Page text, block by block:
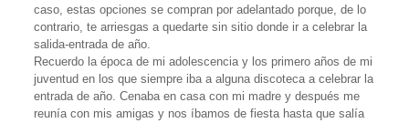
caso, estas opciones se compran por adelantado porque, de lo
contrario, te arriesgas a quedarte sin sitio donde ir a celebrar la
salida-entrada de año.
Recuerdo la época de mi adolescencia y los primero años de mi
juventud en los que siempre iba a alguna discoteca a celebrar la
entrada de año. Cenaba en casa con mi madre y después me
reunía con mis amigas y nos íbamos de fiesta hasta que salía